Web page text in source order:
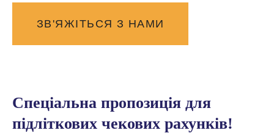
ЗВ'ЯЖІТЬСЯ З НАМИ
Спеціальна пропозиція для
підліткових чекових рахунків!